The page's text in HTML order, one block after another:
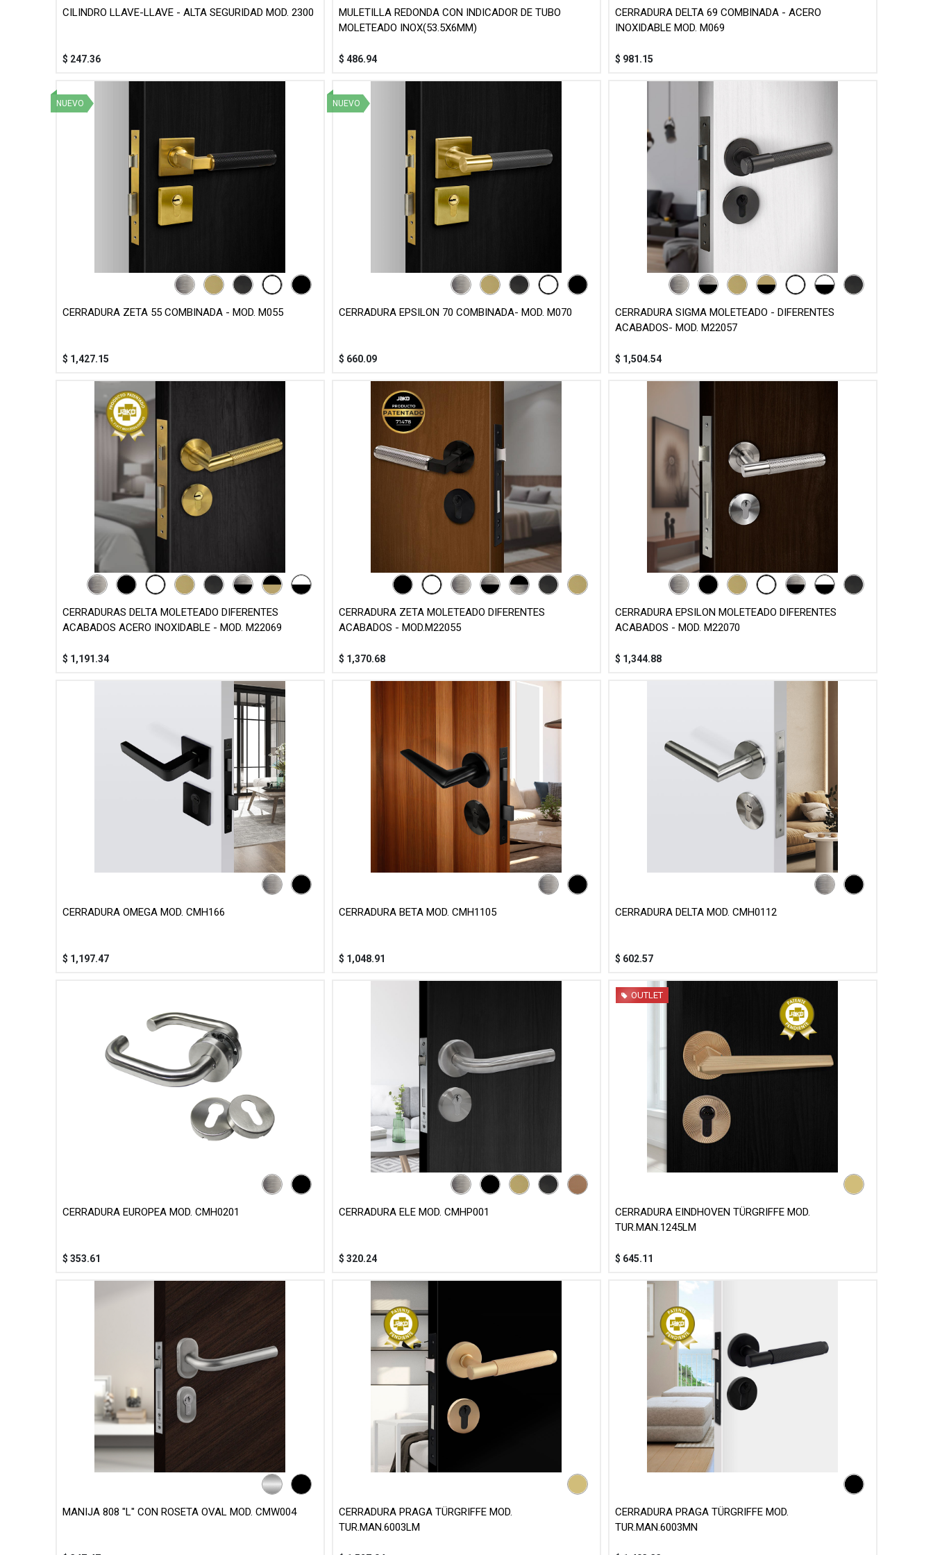
CILINDRO LLAVE-LLAVE - ALTA SEGURIDAD MOD. 2300
$ 247.36
MULETILLA REDONDA CON INDICADOR DE TUBO
MOLETEADO INOX(53.5X6MM)
$ 486.94
CERRADURA DELTA 69 COMBINADA - ACERO
INOXIDABLE MOD. M069
$ 981.15
NUEVO
CERRADURA ZETA 55 COMBINADA - MOD. M055
$ 1,427.15
NUEVO
CERRADURA EPSILON 70 COMBINADA- MOD. M070
$ 660.09
CERRADURA SIGMA MOLETEADO - DIFERENTES
ACABADOS- MOD. M22057
$ 1,504.54
CERRADURAS DELTA MOLETEADO DIFERENTES
ACABADOS ACERO INOXIDABLE - MOD. M22069
$ 1,191.34
CERRADURA ZETA MOLETEADO DIFERENTES
ACABADOS - MOD.M22055
$ 1,370.68
CERRADURA EPSILON MOLETEADO DIFERENTES
ACABADOS - MOD. M22070
$ 1,344.88
CERRADURA OMEGA MOD. CMH166
$ 1,197.47
CERRADURA BETA MOD. CMH1105
$ 1,048.91
CERRADURA DELTA MOD. CMH0112
$ 602.57
CERRADURA EUROPEA MOD. CMH0201
$ 353.61
CERRADURA ELE MOD. CMHP001
$ 320.24
OUTLET
CERRADURA EINDHOVEN TÜRGRIFFE MOD.
TUR.MAN.1245LM
$ 645.11
MANIJA 808 "L" CON ROSETA OVAL MOD. CMW004
CERRADURA PRAGA TÜRGRIFFE MOD.
TUR.MAN.6003LM
CERRADURA PRAGA TÜRGRIFFE MOD.
TUR.MAN.6003MN